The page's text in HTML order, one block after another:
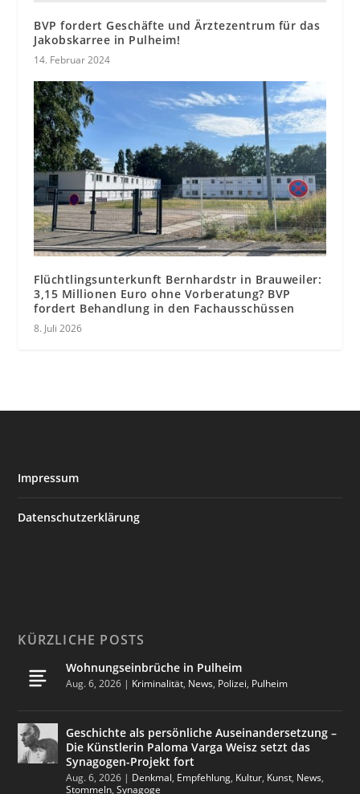
BVP fordert Geschäfte und Ärztezentrum für das
Jakobskarree in Pulheim!
14. Februar 2024
Flüchtlingsunterkunft Bernhardstr in Brauweiler:
3,15 Millionen Euro ohne Vorberatung? BVP
fordert Behandlung in den Fachausschüssen
8. Juli 2026
Impressum
Datenschutzerklärung
KÜRZLICHE POSTS
Wohnungseinbrüche in Pulheim
Aug. 6, 2026 | Kriminalität, News, Polizei, Pulheim
Geschichte als persönliche Auseinandersetzung –
Die Künstlerin Paloma Varga Weisz setzt das
Synagogen-Projekt fort
Aug. 6, 2026 | Denkmal, Empfehlung, Kultur, Kunst, News,
Stommeln,Synagoge